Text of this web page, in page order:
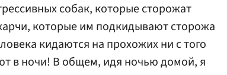
собак, которые сторожат
которые им подкидывают сторожа
кидаются на прохожих ни с того
в ночи! В общем, идя ночью домой, я